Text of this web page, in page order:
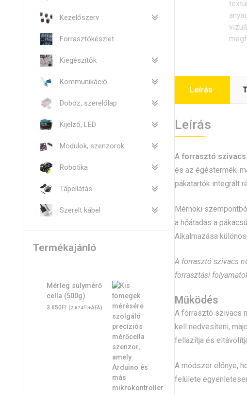
Leírás
Leírás
A forrasztó
és az égéstermék-
pákatartók integrált
Mérnöki
a hőátadás a
Alkalmazása
A forrasztó szivacs
forrasztási
Működés
A forrasztó szivacs
kell nedvesíteni,
fellazítja és
A módszer előnye,
felülete
Kezelőszerv
Forrasztókészlet
Kiegészítők
Kommunikáció
Doboz, szerelőlap
Kijelző, LED
Modulok, szenzorok
Robotika
Tápellátás
Szerelt kábel
Termékajánló
Mérleg súlymérő
cella (500g)
3.650Ft (2.874Ft+ÁFA)